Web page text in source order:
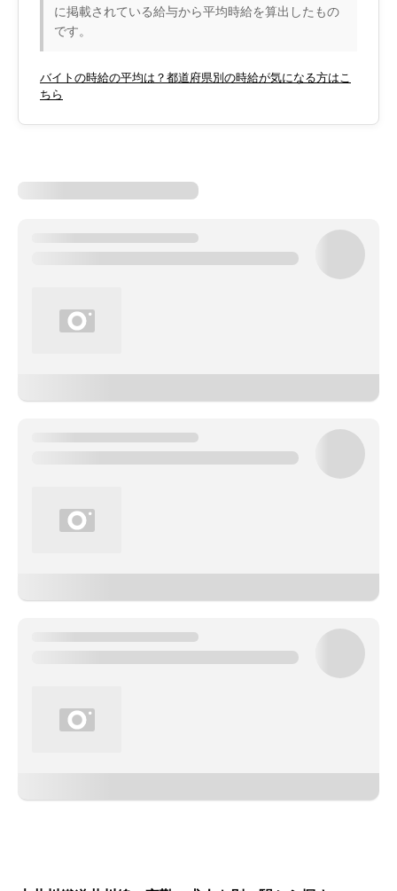
に掲載されている給与から平均時給を算出したもの
です。
バイトの時給の平均は？都道府県別の時給が気になる方はこ
ちら